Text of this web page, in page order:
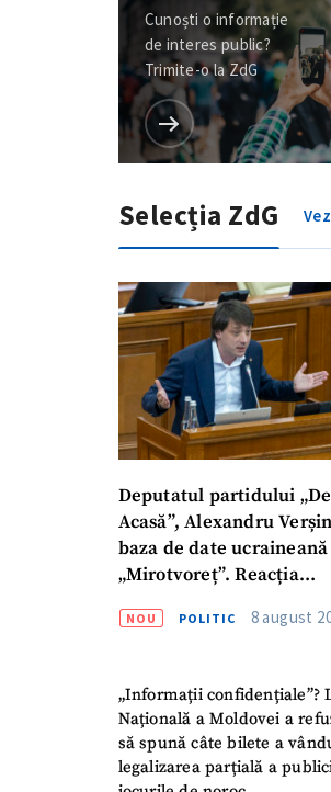
Cunoști o informație
de interes public?
Trimite-o la ZdG
Selecția ZdG
Deputatul partidului
Acasă”, Alexandru
baza de date ucraineană
„Mirotvoreț”. Reacția
NOU POLITIC 8 august
„Informații confidențiale”?
Națională a Moldovei a
să spună câte bilete a
legalizarea parțială a
+ Numele meu